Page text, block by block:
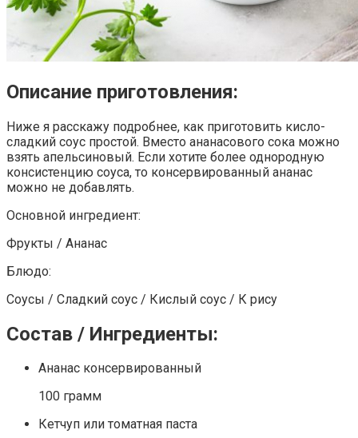
Описание приготовления:
Ниже я расскажу подробнее, как приготовить кисло-
сладкий соус простой. Вместо ананасового сока можно
взять апельсиновый. Если хотите более однородную
консистенцию соуса, то консервированный ананас
можно не добавлять.
Основной ингредиент:
Фрукты / Ананас
Блюдо:
Соусы / Сладкий соус / Кислый соус / К рису
Состав / Ингредиенты:
Ананас консервированный
100 грамм
Кетчуп или томатная паста